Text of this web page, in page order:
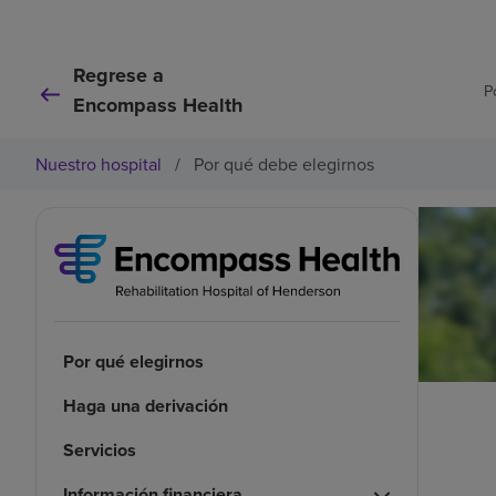
Regrese a
Encompass Health
Nuestro hospital / Por qué debe elegirnos
Por qué elegirnos
Haga una derivación
Servicios